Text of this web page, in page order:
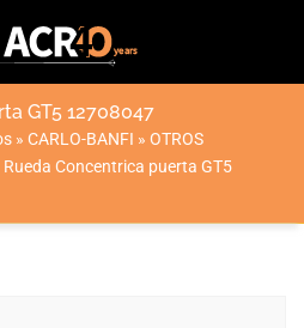
GT5 12708047
» CARLO-BANFI » OTROS
Rueda Concentrica puerta GT5